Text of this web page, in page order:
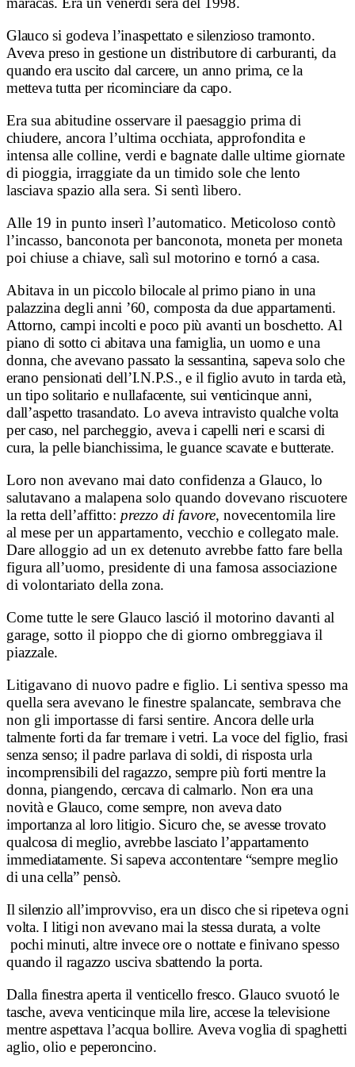
Glauco si godeva l’inaspettato e silenzioso tramonto.
Aveva preso in gestione un distributore di carburanti, da
quando era uscito dal carcere, un anno prima, ce la
metteva tutta per ricominciare da capo.
Era sua abitudine osservare il paesaggio prima di
chiudere, ancora l’ultima occhiata, approfondita e
intensa alle colline, verdi e bagnate dalle ultime giornate
di pioggia, irraggiate da un timido sole che lento
lasciava spazio alla sera. Si sentì libero.
Alle 19 in punto inserì l’automatico. Meticoloso contò
l’incasso, banconota per banconota, moneta per moneta
poi chiuse a chiave, salì sul motorino e tornó a casa.
Abitava in un piccolo bilocale al primo piano in una
palazzina degli anni ’60, composta da due appartamenti.
Attorno, campi incolti e poco più avanti un boschetto. Al
piano di sotto ci abitava una famiglia, un uomo e una
donna, che avevano passato la sessantina, sapeva solo che
erano pensionati dell’I.N.P.S., e il figlio avuto in tarda età,
un tipo solitario e nullafacente, sui venticinque anni,
dall’aspetto trasandato. Lo aveva intravisto qualche volta
per caso, nel parcheggio, aveva i capelli neri e scarsi di
cura, la pelle bianchissima, le guance scavate e butterate.
Loro non avevano mai dato confidenza a Glauco, lo
salutavano a malapena solo quando dovevano riscuotere
la retta dell’affitto: prezzo di favore, novecentomila lire
al mese per un appartamento, vecchio e collegato male.
Dare alloggio ad un ex detenuto avrebbe fatto fare bella
figura all’uomo, presidente di una famosa associazione
di volontariato della zona.
Come tutte le sere Glauco lasció il motorino davanti al
garage, sotto il pioppo che di giorno ombreggiava il
piazzale.
Litigavano di nuovo padre e figlio. Li sentiva spesso ma
quella sera avevano le finestre spalancate, sembrava che
non gli importasse di farsi sentire. Ancora delle urla
talmente forti da far tremare i vetri. La voce del figlio, frasi
senza senso; il padre parlava di soldi, di risposta urla
incomprensibili del ragazzo, sempre più forti mentre la
donna, piangendo, cercava di calmarlo. Non era una
novità e Glauco, come sempre, non aveva dato
importanza al loro litigio. Sicuro che, se avesse trovato
qualcosa di meglio, avrebbe lasciato l’appartamento
immediatamente. Si sapeva accontentare “sempre meglio
di una cella” pensò.
Il silenzio all’improvviso, era un disco che si ripeteva ogni
volta. I litigi non avevano mai la stessa durata, a volte
pochi minuti, altre invece ore o nottate e finivano spesso
quando il ragazzo usciva sbattendo la porta.
Dalla finestra aperta il venticello fresco. Glauco svuotó le
tasche, aveva venticinque mila lire, accese la televisione
mentre aspettava l’acqua bollire. Aveva voglia di spaghetti
aglio, olio e peperoncino.